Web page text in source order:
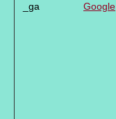
_ga Google